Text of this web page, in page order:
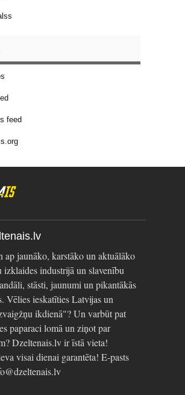
feed
ap jaunāko, karstāko un aktuālāko
izklaides industrijā un slavenību
stāsti, jaunumi un pikantākās
Vēlies ieskatīties Latvijas un
ikdienā"? Un varbūt pat
paparaci lomā un ziņot par
Dzeltenais.lv ir īstā vieta!
visai dienai garantēta! E-pasts